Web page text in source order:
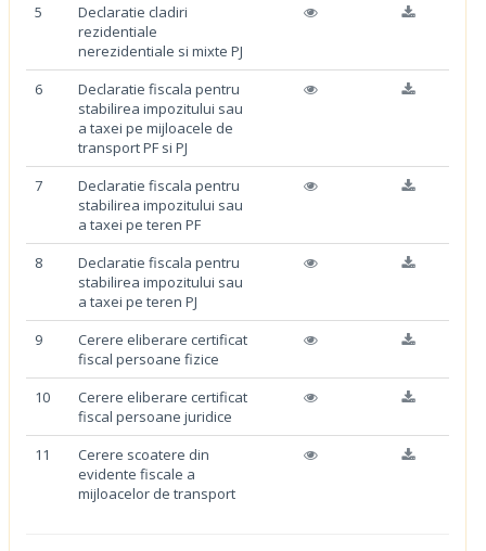
5
Declaratie cladiri
rezidentiale
nerezidentiale si mixte PJ
6
Declaratie fiscala pentru
stabilirea impozitului sau
a taxei pe mijloacele de
transport PF si PJ
7
Declaratie fiscala pentru
stabilirea impozitului sau
a taxei pe teren PF
8
Declaratie fiscala pentru
stabilirea impozitului sau
a taxei pe teren PJ
9
Cerere eliberare certificat
fiscal persoane fizice
10
Cerere eliberare certificat
fiscal persoane juridice
11
Cerere scoatere din
evidente fiscale a
mijloacelor de transport